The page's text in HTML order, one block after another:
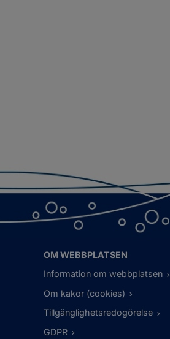
OM WEBBPLATSEN
Information om webbplatsen
Om kakor (cookies)
Tillgänglighetsredogörelse
GDPR